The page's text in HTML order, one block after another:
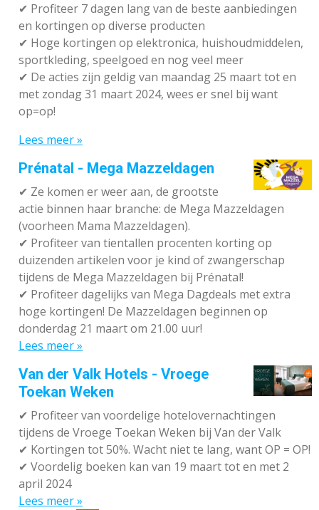
✔ Profiteer 7 dagen lang van de beste aanbiedingen
en kortingen op diverse producten
✔ Hoge kortingen op elektronica, huishoudmiddelen,
sportkleding, speelgoed en nog veel meer
✔ De acties zijn geldig van maandag 25 maart tot en
met zondag 31 maart 2024, wees er snel bij want
op=op!
Lees meer »
Prénatal - Mega Mazzeldagen
✔ Ze komen er weer aan, de grootste
actie binnen haar branche: de Mega Mazzeldagen
(voorheen Mama Mazzeldagen).
✔ Profiteer van tientallen procenten korting op
duizenden artikelen voor je kind of zwangerschap
tijdens de Mega Mazzeldagen bij Prénatal!
✔ Profiteer dagelijks van Mega Dagdeals met extra
hoge kortingen! De Mazzeldagen beginnen op
donderdag 21 maart om 21.00 uur!
Lees meer »
Van der Valk Hotels - Vroege
Toekan Weken
✔ Profiteer van voordelige hotelovernachtingen
tijdens de Vroege Toekan Weken bij Van der Valk
✔ Kortingen tot 50%. Wacht niet te lang, want OP = OP!
✔ Voordelig boeken kan van 19 maart tot en met 2
april 2024
Lees meer »